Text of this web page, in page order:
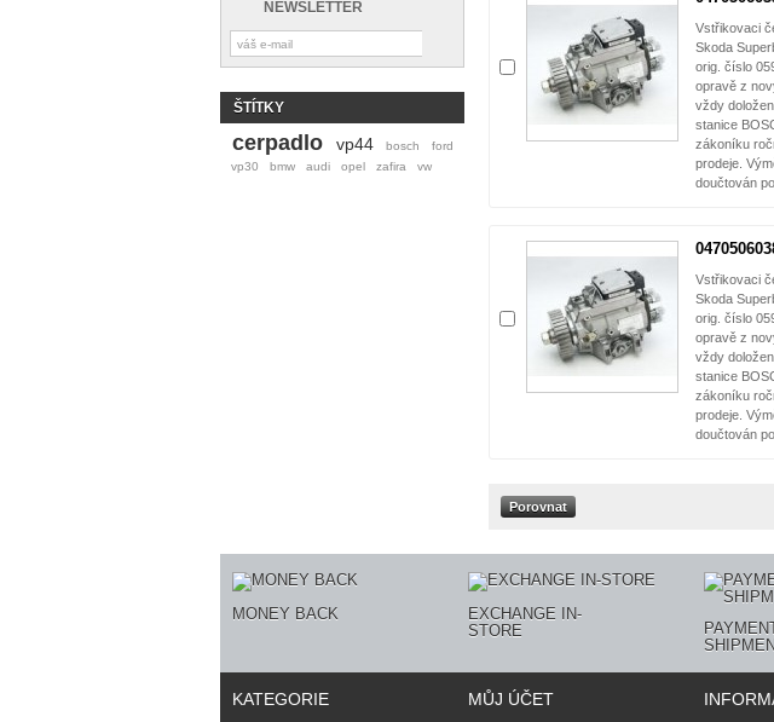
NEWSLETTER
ŠTÍTKY
cerpadlo vp44 bosch
ford
vp30
bmw audi opel zafira vw
Vstřikovaci
Skoda
orig. číslo
opravě z
vždy
stanice
zákoníku
prodeje.
doučtován
Vstřikovaci
Skoda
orig. číslo
opravě z
vždy
stanice
zákoníku
prodeje.
doučtován
MONEY BACK
EXCHANGE IN-
STORE
KATEGORIE MŮJ ÚČET